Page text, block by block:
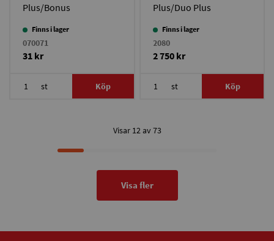
Plus/Bonus
Finns i lager
070071
31 kr
st Köp
Plus/Duo Plus
Finns i lager
2080
2 750 kr
st Köp
Visar 12 av 73
Visa fler